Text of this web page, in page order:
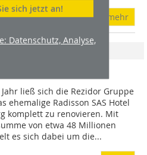
sich jetzt an!
Datenschutz, Analyse,
mehr
ließ sich die Rezidor Gruppe
ehemalige Radisson SAS Hotel
komplett zu renovieren. Mit
von etwa 48 Millionen
es sich dabei um die...